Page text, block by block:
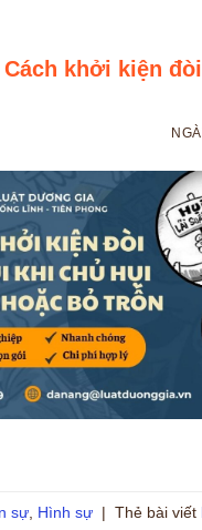
Cách khởi kiện
sự Hình sự | Thẻ bài viết